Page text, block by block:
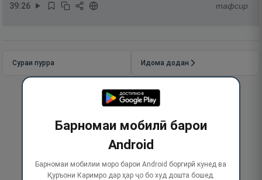
39:26 тафсир
Сураи пурра Идома додан
Барномаи мобилӣ барои
Android
Барномаи мобилии моро барои Android боргирӣ кунед ва
Қуръони Каримро дар ҳар ҷо бо худ дошта бошед.